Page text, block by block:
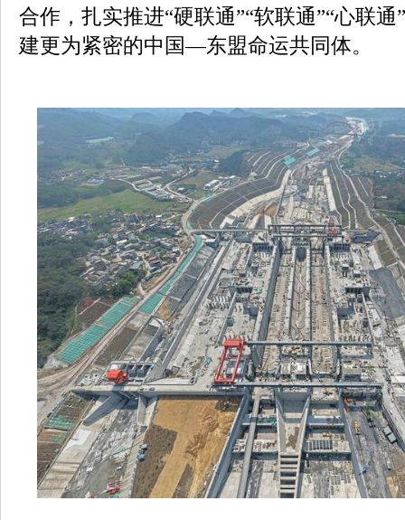
合作，扎实推进“硬联通”“软联通”“心联
建更为紧密的中国—东盟命运共同体。